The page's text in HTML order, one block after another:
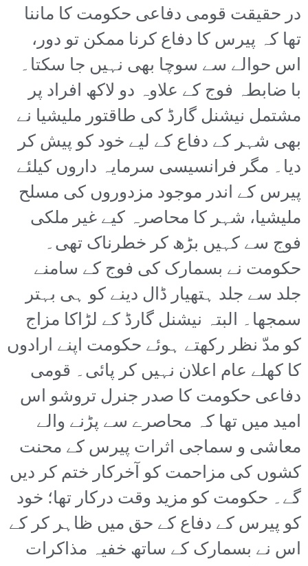
در حقیقت قومی دفاعی حکومت کا ماننا
تھا کہ پیرس کا دفاع کرنا ممکن تو دور،
اس حوالے سے سوچا بھی نہیں جا سکتا۔
با ضابطہ فوج کے علاوہ دو لاکھ افراد پر
مشتمل نیشنل گارڈ کی طاقتور ملیشیا نے
بھی شہر کے دفاع کے لیے خود کو پیش کر
دیا۔ مگر فرانسیسی سرمایہ داروں کیلئے
پیرس کے اندر موجود مزدوروں کی مسلح
ملیشیا، شہر کا محاصرہ کیے غیر ملکی
فوج سے کہیں بڑھ کر خطرناک تھی۔
حکومت نے بسمارک کی فوج کے سامنے
جلد سے جلد ہتھیار ڈال دینے کو ہی بہتر
سمجھا۔ البتہ نیشنل گارڈ کے لڑاکا مزاج
کو مدّ نظر رکھتے ہوئے حکومت اپنے ارادوں
کا کھلے عام اعلان نہیں کر پائی۔ قومی
دفاعی حکومت کا صدر جنرل تروشو اس
امید میں تھا کہ محاصرے سے پڑنے والے
معاشی و سماجی اثرات پیرس کے محنت
کشوں کی مزاحمت کو آخرکار ختم کر دیں
گے۔ حکومت کو مزید وقت درکار تھا؛ خود
کو پیرس کے دفاع کے حق میں ظاہر کر کے
اس نے بسمارک کے ساتھ خفیہ مذاکرات